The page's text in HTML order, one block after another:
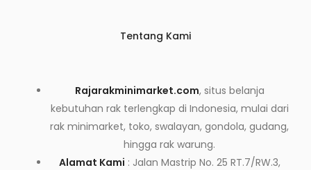
Tentang Kami
Rajarakminimarket.com, situs belanja
kebutuhan rak terlengkap di Indonesia, mulai dari
rak minimarket, toko, swalayan, gondola, gudang,
hingga rak warung.
Alamat Kami : Jalan Mastrip No. 25 RT.7/RW.3,